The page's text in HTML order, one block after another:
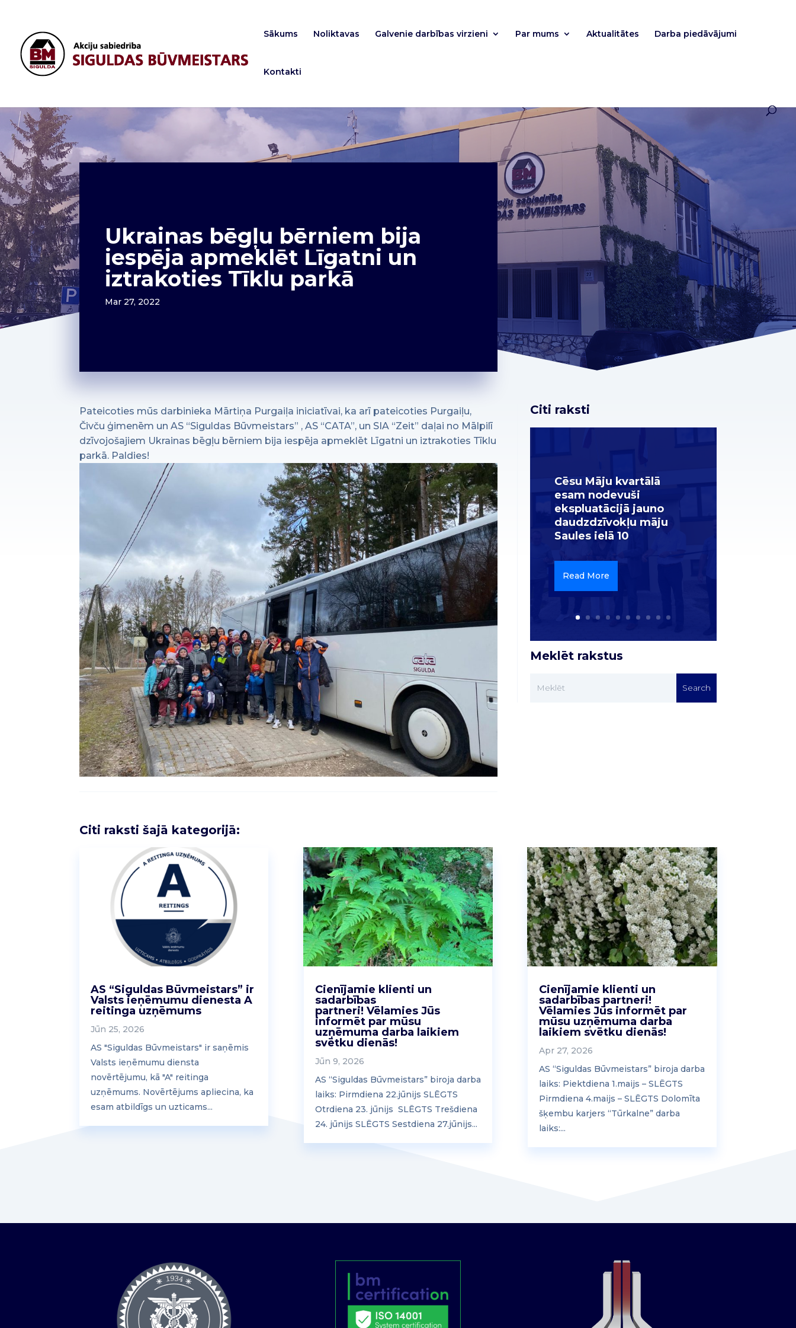
Sākums Noliktavas Galvenie darbības virzieni Par mums Aktualitātes Darba piedāvājumi
Kontakti
Ukrainas bēgļu bērniem bija
iespēja apmeklēt Līgatni un
iztrakoties Tīklu parkā
Mar 27, 2022
Pateicoties mūs darbinieka Mārtiņa Purgaiļa iniciatīvai, ka arī pateicoties Purgaiļu,
Čivču ģimenēm un AS “Siguldas Būvmeistars” , AS “CATA”, un SIA “Zeit” daļai no Mālpilī
dzīvojošajiem Ukrainas bēgļu bērniem bija iespēja apmeklēt Līgatni un iztrakoties Tīklu
parkā. Paldies!
Citi raksti
Cēsu Māju kvartālā
esam nodevuši
ekspluatācijā jauno
daudzdzīvokļu māju
Saules ielā 10
Read More
Meklēt rakstus
Citi raksti šajā kategorijā:
AS “Siguldas Būvmeistars” ir
Valsts ieņēmumu dienesta A
reitinga uzņēmums
Jūn 25, 2026
AS "Siguldas Būvmeistars" ir saņēmis
Valsts ieņēmumu diensta
novērtējumu, kā "A" reitinga
uzņēmums. Novērtējums apliecina, ka
esam atbildīgs un uzticams...
Cienījamie klienti un
sadarbības
partneri! Vēlamies Jūs
informēt par mūsu
uzņēmuma darba laikiem
svētku dienās!
Jūn 9, 2026
AS “Siguldas Būvmeistars” biroja darba
laiks: Pirmdiena 22.jūnijs SLĒGTS
Otrdiena 23. jūnijs SLĒGTS Trešdiena
24. jūnijs SLĒGTS Sestdiena 27.jūnijs...
Cienījamie klienti un
sadarbības partneri!
Vēlamies Jūs informēt par
mūsu uzņēmuma darba
laikiem svētku dienās!
Apr 27, 2026
AS “Siguldas Būvmeistars” biroja darba
laiks: Piektdiena 1.maijs – SLĒGTS
Pirmdiena 4.maijs – SLĒGTS Dolomīta
šķembu karjers “Tūrkalne” darba
laiks:...